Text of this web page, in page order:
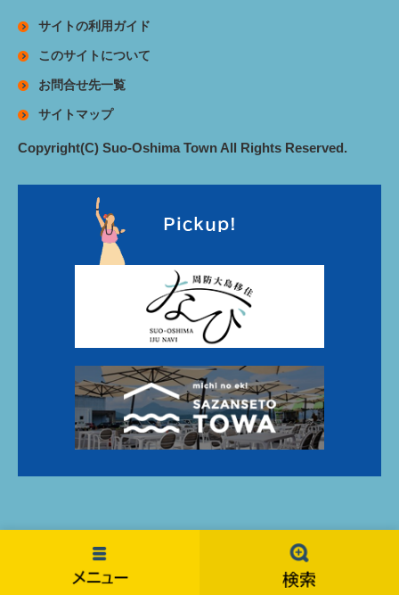
サイトの利用ガイド
このサイトについて
お問合せ先一覧
サイトマップ
Copyright(C) Suo-Oshima Town All Rights Reserved.